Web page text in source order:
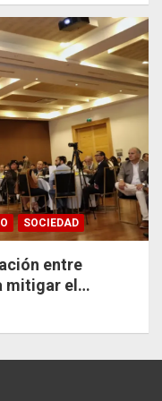
SOCIEDAD
entre
mitigar el